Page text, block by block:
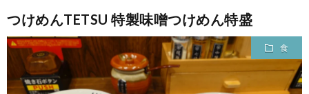
つけめんTETSU 特製味噌󠄀つけめん特盛
食